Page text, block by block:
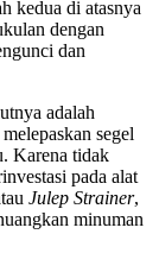
kedua di atasnya
dengan
dan
adalah
segel
Karena tidak
pada alat
Julep Strainer,
minuman